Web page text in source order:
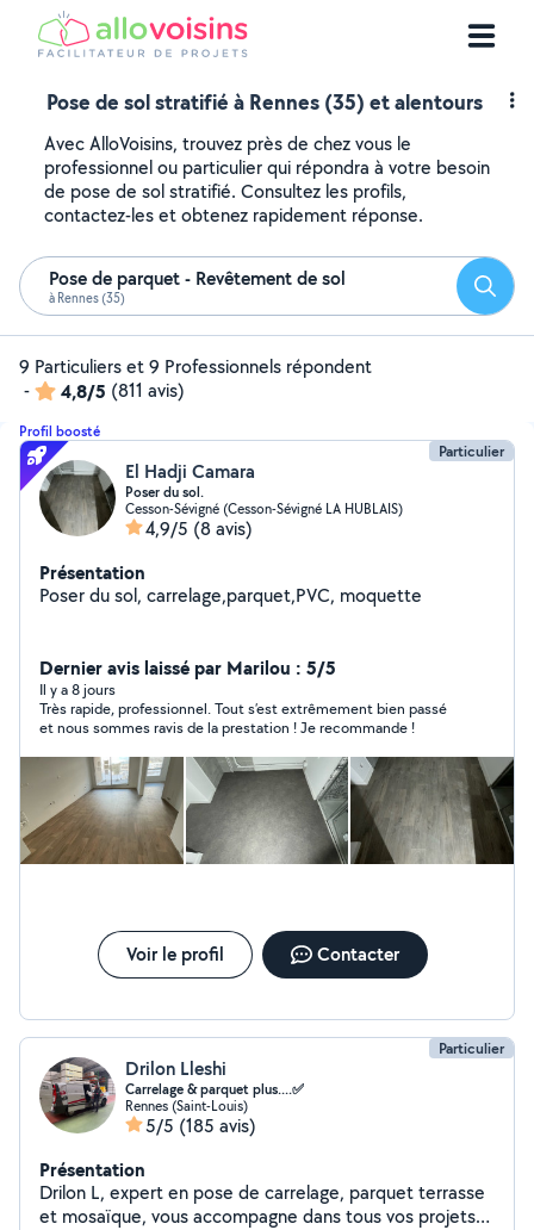
Pose de sol stratifié à Rennes (35) et alentours
Avec AlloVoisins, trouvez près de chez vous le
professionnel ou particulier qui répondra à votre besoin
de pose de sol stratifié. Consultez les profils,
contactez-les et obtenez rapidement réponse.
Pose de parquet - Revêtement de sol
à Rennes (35)
9 Particuliers et 9 Professionnels répondent
-
4,8/5 (811 avis)
Profil boosté
Particulier
El Hadji Camara
Poser du sol.
Cesson-Sévigné (Cesson-Sévigné LA HUBLAIS)
4,9/5 (8 avis)
Présentation
Poser du sol, carrelage,parquet,PVC, moquette
Dernier avis laissé par Marilou : 5/5
Il y a 8 jours
Très rapide, professionnel. Tout s’est extrêmement bien passé
et nous sommes ravis de la prestation ! Je recommande !
Voir le profil Contacter
Particulier
Drilon Lleshi
Carrelage & parquet plus....✅
Rennes (Saint-Louis)
5/5 (185 avis)
Présentation
Drilon L, expert en pose de carrelage, parquet terrasse
et mosaïque, vous accompagne dans tous vos projets